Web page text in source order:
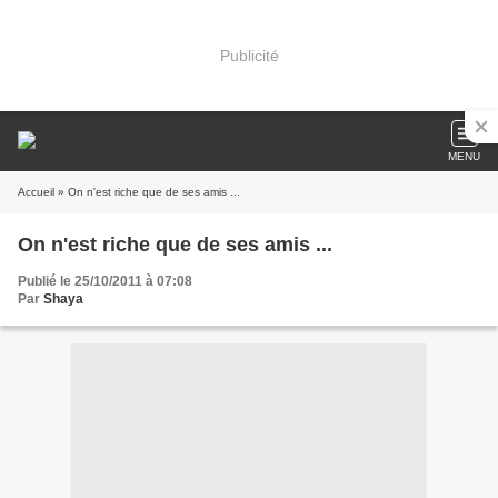
Publicité
MENU
Accueil » On n'est riche que de ses amis ...
On n'est riche que de ses amis ...
Publié le 25/10/2011 à 07:08
Par Shaya